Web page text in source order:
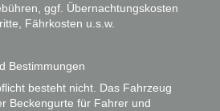
ggf. Übernachtungskosten
Fährkosten u.s.w.
Bestimmungen
besteht nicht. Das Fahrzeug
Beckengurte für Fahrer und